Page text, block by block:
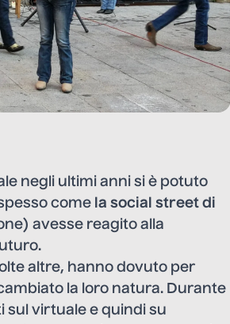
negli ultimi anni si è potuto
come la social street di
avesse reagito alla
altre, hanno dovuto per
la loro natura. Durante
sul virtuale e quindi su